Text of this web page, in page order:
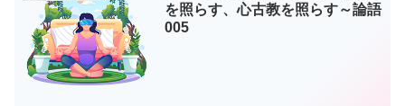
を照らす、心古教を照らす～論語
005